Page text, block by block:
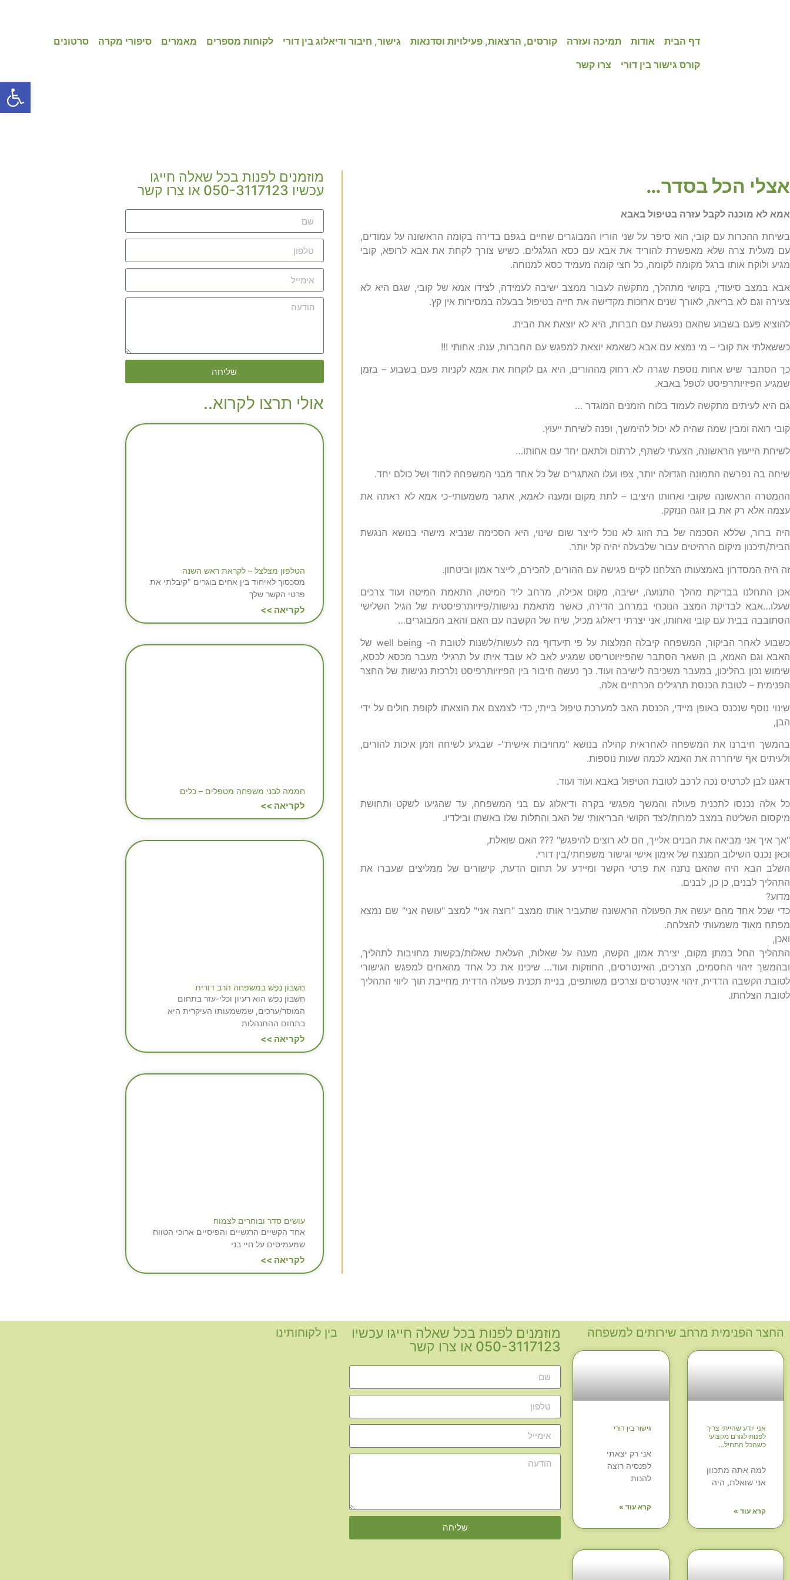
דף הבית אודות תמיכה ועזרה קורסים, הרצאות, פעילויות וסדנאות גישור, חיבור ודיאלוג בין דורי לקוחות מספרים מאמרים סיפורי מקרה
סרטונים
קורס גישור בין דורי
צרו קשר
אצלי הכל בסדר…
אמא לא מוכנה לקבל עזרה בטיפול באבא
בשיחת ההכרות עם קובי, הוא סיפר על שני הוריו המבוגרים שחיים בגפם בדירה בקומה הראשונה על עמודים,
עם מעלית צרה שלא מאפשרת להוריד את אבא עם כסא הגלגלים. כשיש צורך לקחת את אבא לרופא, קובי
מגיע ולוקח אותו ברגל מקומה לקומה, כל חצי קומה מעמיד כסא למנוחה.
אבא במצב סיעודי, בקושי מתהלך, מתקשה לעבור ממצב ישיבה לעמידה, לצידו אמא של קובי, שגם היא לא
צעירה וגם לא בריאה, לאורך שנים ארוכות מקדישה את חייה בטיפול בבעלה במסירות אין קץ.
להוציא פעם בשבוע שהאם נפגשת עם חברות, היא לא יוצאת את הבית.
כששאלתי את קובי – מי נמצא עם אבא כשאמא יוצאת למפגש עם החברות, ענה: אחותי !!!
כך הסתבר שיש אחות נוספת שגרה לא רחוק מההורים, היא גם לוקחת את אמא לקניות פעם בשבוע – בזמן
שמגיע הפיזיותרפיסט לטפל באבא.
גם היא לעיתים מתקשה לעמוד בלוח הזמנים המוגדר …
קובי רואה ומבין שמה שהיה לא יכול להימשך, ופנה לשיחת ייעוץ.
לשיחת הייעוץ הראשונה, הצעתי לשתף, לרתום ולתאם יחד עם אחותו…
שיחה בה נפרשה התמונה הגדולה יותר, צפו ועלו האתגרים של כל אחד מבני המשפחה לחוד ושל כולם יחד.
ההמטרה הראשונה שקובי ואחותו היציבו – לתת מקום ומענה לאמא, אתגר משמעותי-כי אמא לא ראתה את
עצמה אלא רק את בן זוגה הנזקק.
היה ברור, שללא הסכמה של בת הזוג לא נוכל לייצר שום שינוי, היא הסכימה שנביא מישהי בנושא הנגשת
הבית/תיכנון מיקום הרהיטים עבור שלבעלה יהיה קל יותר.
זה היה המסדרון באמצעותו הצלחנו לקיים פגישה עם ההורים, להכירם, לייצר אמון וביטחון.
אכן התחלנו בבדיקת מהלך התנועה, ישיבה, מקום אכילה, מרחב ליד המיטה, התאמת המיטה ועוד צרכים
שעלו…אבא לבדיקת המצב הנוכחי במרחב הדירה, כאשר מתאמת נגישות/פיזיותרפיסטית של הגיל השלישי
הסתובבה בבית עם קובי ואחותו, אני יצרתי דיאלוג מכיל, שיח של הקשבה עם האם והאב המבוגרים…
כשבוע לאחר הביקור, המשפחה קיבלה המלצות על פי תיעדוף מה לעשות/לשנות לטובת ה- well being של
האבא וגם האמא, בן השאר הסתבר שהפיזיוטריסט שמגיע לאב לא עובד איתו על תרגילי מעבר מכסא לכסא,
שימוש נכון בהליכון, במעבר משכיבה לישיבה ועוד. כך נעשה חיבור בין הפיזיותרפיסט נלרכזת נגישות של החצר
הפנימית – לטובת הכנסת תרגילים הכרחיים אלה.
שינוי נוסף שנכנס באופן מיידי, הכנסת האב למערכת טיפול בייתי, כדי לצמצם את הוצאתו לקופת חולים על ידי
הבן,
בהמשך חיברנו את המשפחה לאחראית קהילה בנושא "מחויבות אישית"- שבגיע לשיחה וזמן איכות להורים,
ולעיתים אף שיחררה את האמא לכמה שעות נוספות.
דאגנו לבן לכרטיס נכה לרכב לטובת הטיפול באבא ועוד ועוד.
כל אלה נכנסו לתכנית פעולה והמשך מפגשי בקרה ודיאלוג עם בני המשפחה, עד שהגיעו לשקט ותחושת
מיקסום השליטה במצב למרות/לצד הקושי הבריאותי של האב והתלות שלו באשתו ובילדיו.
"אך איך אני מביאה את הבנים אלייך, הם לא רוצים להיפגש" ??? האם שואלת,
וכאן נכנס השילוב המנצח של אימון אישי וגישור משפחתי/בין דורי.
השלב הבא היה שהאם נתנה את פרטי הקשר ומיידע על תחום הדעת, קישורים של ממליצים שעברו את
התהליך לבנים, כן כן, לבנים.
מדוע?
כדי שכל אחד מהם יעשה את הפעולה הראשונה שתעביר אותו ממצב "רוצה אני" למצב "עושה אני" שם נמצא
מפתח מאוד משמעותי להצלחה.
ואכן,
התהליך החל במתן מקום, יצירת אמון, הקשה, מענה על שאלות, העלאת שאלות/בקשות מחויבות לתהליך,
ובהמשך זיהוי החסמים, הצרכים, האינטרסים, החוזקות ועוד… שיכינו את כל אחד מהאחים למפגש הגישורי
לטובת הקשבה הדדית, זיהוי אינטרסים וצרכים משותפים, בניית תכנית פעולה הדדית מחייבת תוך ליווי התהליך
לטובת הצלחתו.
מוזמנים לפנות בכל שאלה חייגו
עכשיו 050-3117123 או צרו קשר
שליחה
אולי תרצו לקרוא..
הטלפון מצלצל – לקראת ראש השנה
מסכסוך לאיחוד בין אחים בוגרים "קיבלתי את
פרטי הקשר שלך
לקריאה >>
חממה לבני משפחה מטפלים – כלים
לקריאה >>
חֶשְׁבּוֹן נֶפֶשׁ במשפחה הרב דורית
חֶשְׁבּוֹן נֶפֶשׁ הוא רעיון וכלי-עזר בתחום
המוסר/ערכים, שמשמעותו העיקרית היא
בתחום ההתנהלות
לקריאה >>
עושים סדר ובוחרים לצמוח
אחד הקשיים הרגשיים והפיסיים ארוכי הטווח
שמעמיסים על חיי בני
לקריאה >>
החצר הפנימית מרחב שירותים למשפחה
אני יודע שהייתי צריך
לפנות לגורם מקצועי
כשהכל התחיל…
למה אתה מתכוון
אני שואלת, היה
קרא עוד »
גישור בין דורי
אני רק יצאתי
לפנסיה רוצה
להנות
קרא עוד »
מוזמנים לפנות בכל שאלה חייגו עכשיו
050-3117123 או צרו קשר
שליחה
בין לקוחותינו
פתח